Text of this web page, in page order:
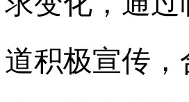
道积极宣传，